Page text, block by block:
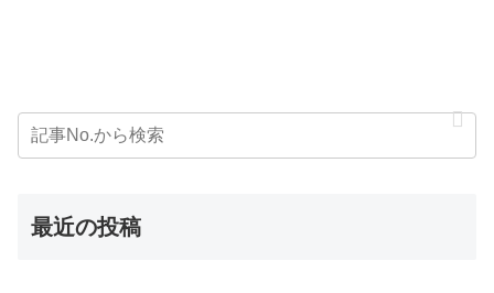
最近の投稿